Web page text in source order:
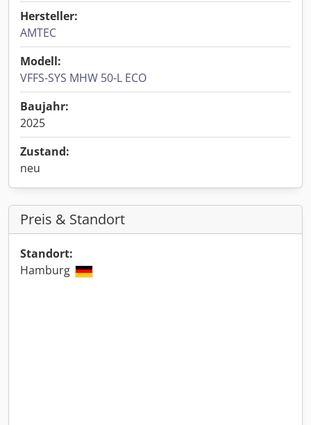
Hersteller:
AMTEC
Modell:
VFFS-SYS MHW 50-L ECO
Baujahr:
2025
Zustand:
neu
Preis & Standort
Standort:
Hamburg